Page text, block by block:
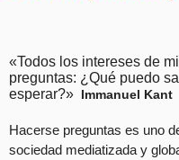
«Todos los intereses de
preguntas: ¿Qué puedo
esperar?» Immanuel Kant
Hacerse preguntas es uno
sociedad mediatizada y